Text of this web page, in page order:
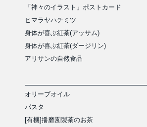
「神々のイラスト」ポストカード
ヒマラヤハチミツ
身体が喜ぶ紅茶(アッサム)
身体が喜ぶ紅茶(ダージリン)
アリサンの自然食品
オリーブオイル
パスタ
[有機]播磨園製茶のお茶